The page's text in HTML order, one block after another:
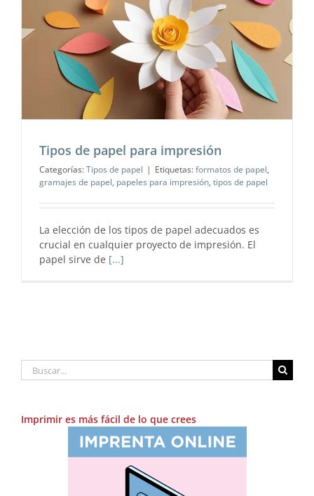
Tipos de papel para impresión
Categorías:Tipos de papel | Etiquetas:formatos de papel,
gramajes de papel, papeles para impresión, tipos de papel
La elección de los tipos de papel adecuados es
crucial en cualquier proyecto de impresión. El
papel sirve de [...]
Buscar:
Imprimir es más fácil de lo que crees